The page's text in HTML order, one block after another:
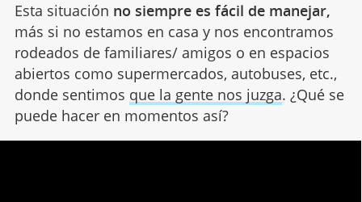
Esta situación no siempre es fácil de manejar,
más si no estamos en casa y nos encontramos
rodeados de familiares/ amigos o en espacios
abiertos como supermercados, autobuses, etc.,
donde sentimos que la gente nos juzga. ¿Qué se
puede hacer en momentos así?